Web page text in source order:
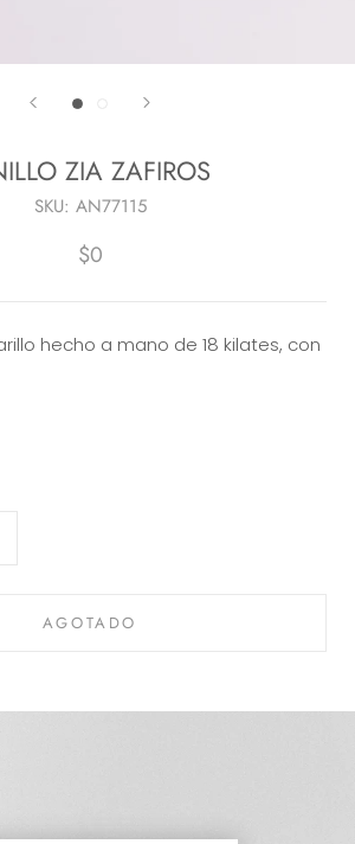
ZIA ZAFIROS
SKU: AN77115
$0
hecho a mano de 18 kilates, con
AGOTADO